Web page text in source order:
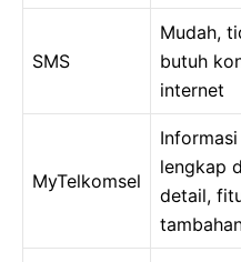
SMS
Mudah,
butuh
internet
MyTelkomsel
Informasi
lengkap
detail,